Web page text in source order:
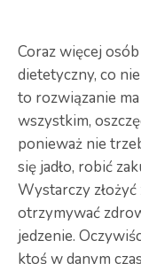
Coraz więcej
dietetyczny, co
to rozwiązanie
wszystkim,
ponieważ nie
się jadło, robić
Wystarczy
otrzymywać
jedzenie.
ktoś w danym